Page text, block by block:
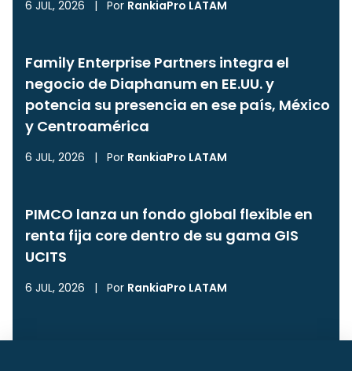
6 JUL, 2026 | Por RankiaPro LATAM
Family Enterprise Partners integra el
negocio de Diaphanum en EE.UU. y
potencia su presencia en ese país, México
y Centroamérica
6 JUL, 2026 | Por RankiaPro LATAM
PIMCO lanza un fondo global flexible en
renta fija core dentro de su gama GIS
UCITS
6 JUL, 2026 | Por RankiaPro LATAM